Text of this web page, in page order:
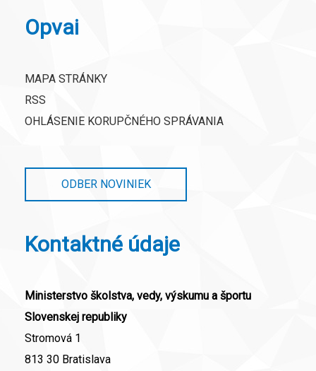
Opvai
MAPA STRÁNKY
RSS
OHLÁSENIE KORUPČNÉHO SPRÁVANIA
ODBER NOVINIEK
Kontaktné údaje
Ministerstvo školstva, vedy, výskumu a športu
Slovenskej republiky
Stromová 1
813 30 Bratislava